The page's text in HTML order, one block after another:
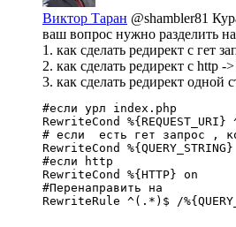
Виктор Таран @shambler81
ваш вопрос нужно разделить
1. как сделать редирект с гет
2. как сделать редирект с http -
3. как сделать редирект одной
#если урл index.php
RewriteCond
# если  есть гет запрос ,
RewriteCond
#если http
RewriteCond %{HTTP} on
#Перенаправить на
RewriteRule ^(.*)$ /